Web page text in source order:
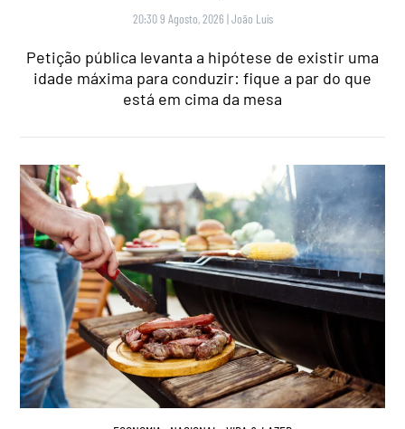
20:30 9 Agosto, 2026 |João Luís
Petição pública levanta a hipótese de existir uma
idade máxima para conduzir: fique a par do que
está em cima da mesa